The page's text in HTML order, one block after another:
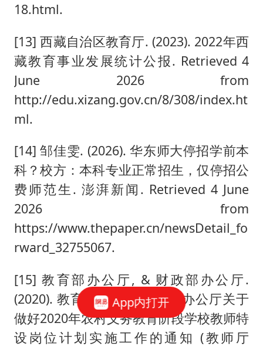
18.html.
[13] 西藏自治区教育厅. (2023). 2022年西
藏教育事业发展统计公报. Retrieved 4
June 2026 from
http://edu.xizang.gov.cn/8/308/index.ht
ml.
[14] 邹佳雯. (2026). 华东师大停招学前本
科？校方：本科专业正常招生，仅停招公
费师范生. 澎湃新闻. Retrieved 4 June
2026 from
https://www.thepaper.cn/newsDetail_fo
rward_32755067.
[15] 教育部办公厅, & 财政部办公厅.
(2020). 教育部办公厅 财政部办公厅关于
做好2020年农村义务教育阶段学校教师特
设岗位计划实施工作的通知 (教师厅
App内打开